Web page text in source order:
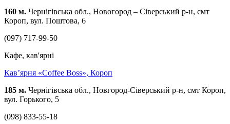
160 м. Чернігівська обл., Новогород – Сіверський р-н, смт
Короп, вул. Поштова, 6
(097) 717-99-50
Кафе, кав'ярні
Кав’ярня «Coffee Boss», Короп
185 м. Чернігівська обл., Новгород-Сіверський р-н, смт Короп,
вул. Горького, 5
(098) 833-55-18